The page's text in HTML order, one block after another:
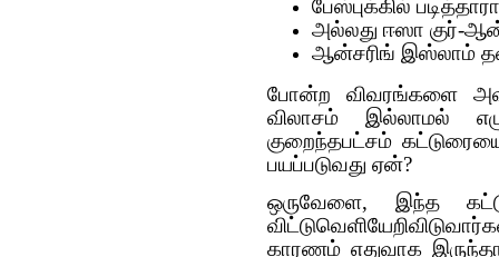
பேஸ்புக்கில்
அல்லது ஈஸா குர்-ஆன்
ஆன்சரிங் இஸ்லாம்
போன்ற விவரங்களை அவர்
விலாசம் இல்லாமல்
குறைந்தபட்சம்
பயப்படுவது ஏன்?
ஒருவேளை, இந்த
காரணம் எதுவாக